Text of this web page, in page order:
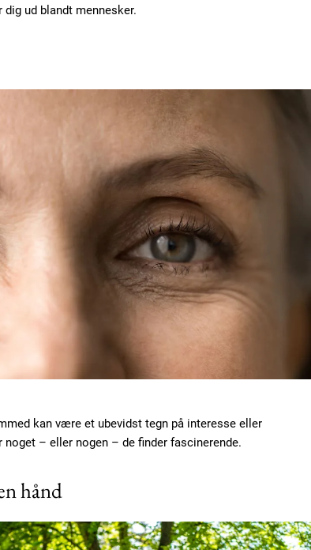
ud blandt mennesker.
kan være et ubevidst tegn på interesse eller
– eller nogen – de finder fascinerende.
hånd